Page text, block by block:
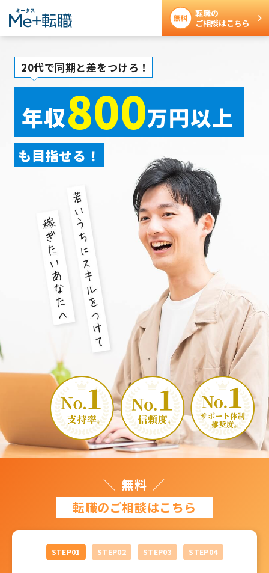
転職の
ご相談はこちら
20代で同期と差をつけろ！
年収800万円以上
も目指せる！
若
い
う
ち
に
ス
キ
を
つ
た
た
＼ 無料 ／
転職のご相談はこちら
STEP01 STEP02 STEP03 STEP04